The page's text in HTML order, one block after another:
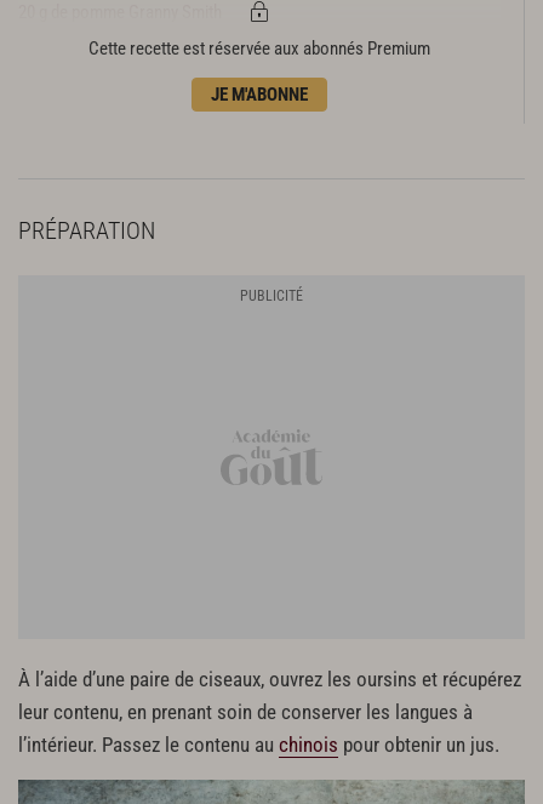
24 œufs de cailleCette recette est réservée aux abonnés Premium
JE M'ABONNE
PRÉPARATION
À l’aide d’une paire de ciseaux, ouvrez les oursins et récupérez
leur contenu, en prenant soin de conserver les langues à
l’intérieur. Passez le contenu au chinois pour obtenir un jus.